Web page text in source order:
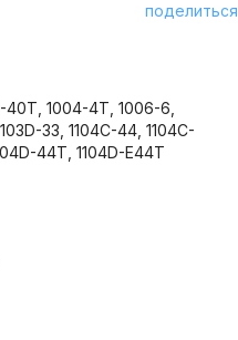
поделиться
1004-4T, 1006-6,
33, 1104C-44, 1104C-
44T, 1104D-E44T